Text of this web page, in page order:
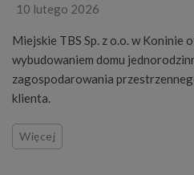
10 lutego 2026
Miejskie TBS Sp. z o.o. w Koninie
wybudowaniem domu
zagospodarowania
klienta.
Więcej